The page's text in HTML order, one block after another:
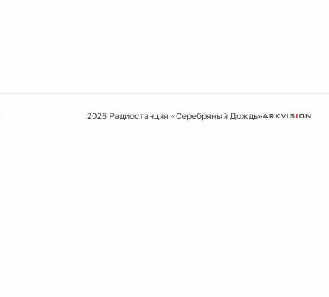
2026 Радиостанция «Серебряный Дождь»